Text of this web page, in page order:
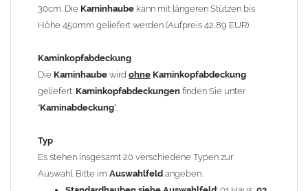
Kaminstützengeliefert.
Bei der Kombination mitWetterfahneundKaminbreite
angefertigt.
DieKaminhaubekann mitklappbaren Stützen
für 4 Stützen = 96,89 EUR, Länge ab 1200mm 6 Stützen =
145,39 EUR) geliefert werden.
Ihrem zuständigen
30cm. Die Kaminhaube kann mit längeren Stützen bis
Höhe 450mm geliefert werden (Aufpreis 42,89 EUR).
Kaminkopfabdeckung
Die Kaminhaube wird ohne Kaminkopfabdeckung
geliefert. Kaminkopfabdeckungen finden Sie unter
"Kaminabdeckung".
Typ
Es stehen insgesamt 20 verschiedene Typen zur
Auswahl. Bitte im Auswahlfeld angeben.